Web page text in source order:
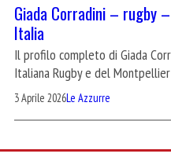
Giada Corradini – rugby
Italia
Il profilo completo di Giada
Italiana Rugby e del Montpellier
3 Aprile 2026Le Azzurre